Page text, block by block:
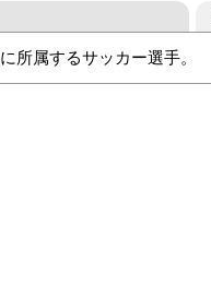
に所属するサッカー選手。